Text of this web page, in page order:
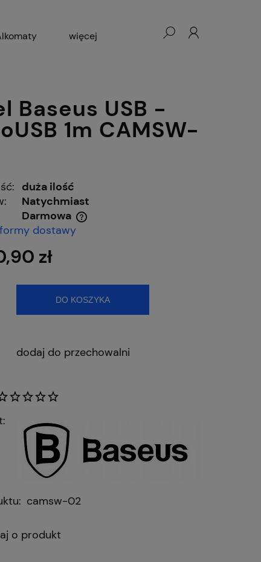
więcej
Baseus USB -
1m CAMSW-
duża ilość
Natychmiast
Darmowa
dostawy
zł
DO KOSZYKA
dodaj do przechowalni
camsw-02
o produkt